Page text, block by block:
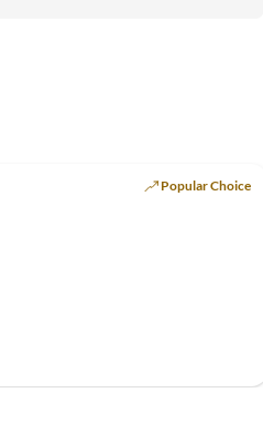
Popular Choice